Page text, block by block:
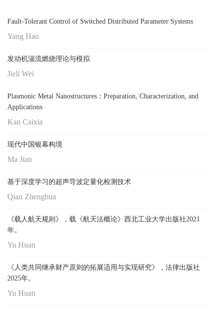
Fault-Tolerant Control of Switched Distributed Parameter Systems
Yang Hao
发动机湍流燃烧理论与模拟
Jieli Wei
Plasmonic Metal Nanostructures：Preparation, Characterization, and
Applications
Kan Caixia
现代中国银幕构境
Ma Jian
基于深度学习的超声导波定量化检测技术
Qian Zhenghua
《载人航天规则》，载《航天法概论》西北工业大学出版社2021
年。
Yu Huan
《人类共同继承财产原则的拓展适用与实现研究》，法律出版社
2025年。
Yu Huan